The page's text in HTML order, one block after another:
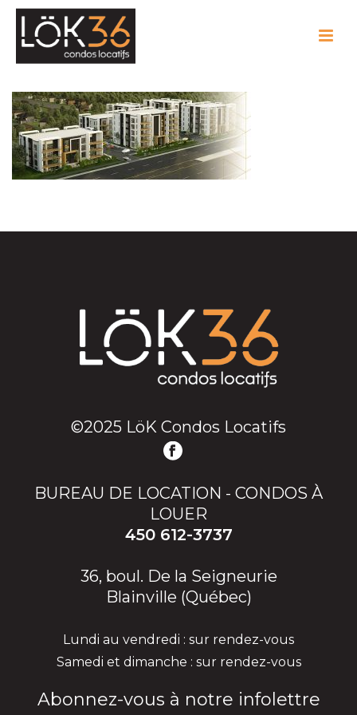
©2025 LöK Condos Locatifs
BUREAU DE LOCATION - CONDOS À
LOUER
450 612-3737
36, boul. De la Seigneurie
Blainville (Québec)
Lundi au vendredi : sur rendez-vous
Samedi et dimanche : sur rendez-vous
Abonnez-vous à notre infolettre